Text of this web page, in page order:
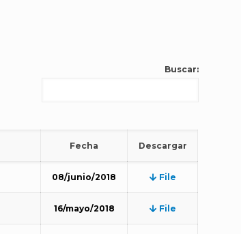
Buscar:
Fecha Descargar
08/junio/2018 File
16/mayo/2018 File